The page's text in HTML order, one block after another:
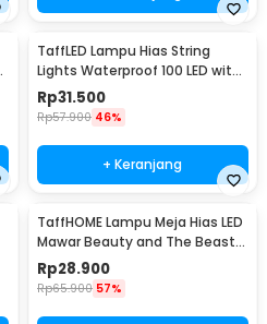
TaffLED Lampu Hias String
Lights Waterproof 100 LED with
Solar Panel - M071
Rp31.500
Rp57.900 46%
+ Keranjang
TaffHOME Lampu Meja Hias LED
Mawar Beauty and The Beast
Warm White - AC01
Rp28.900
Rp65.900 57%